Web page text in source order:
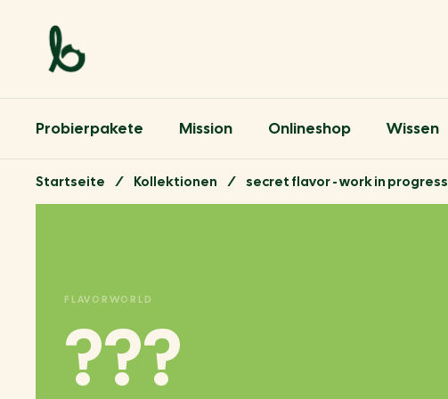
Probierpakete Mission Onlineshop Wissen
Startseite / Kollektionen / secret flavor - work in progress
FLAVORWORLD
???